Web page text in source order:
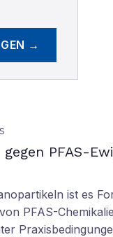
→
PFAS-
ist es
PFAS-